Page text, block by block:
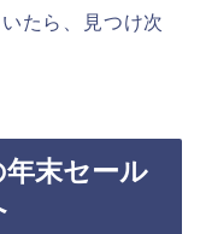
たら、見つけ次
末セール